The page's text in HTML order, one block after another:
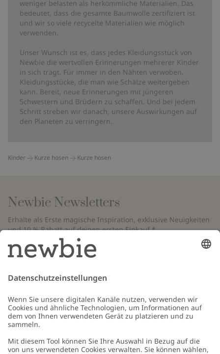
weniger belasten als herkömmliche Materialien. Das
bedeutet, dass die gesamte Baumwolle zertifiziert ist
und wir so viele recycelte Materialien wie möglich
verwenden.
Unser Wunsch ist es, dass jedes Kleidungsstück von
Newbie die wertvollen Erinnerungen mehrerer Kinder
in sich trägt. Für immer in den Nähten verwoben.
Kleidungsstücke, die man wie Schätze weitergeben
kann. Bereit, neue Erinnerungen mit jüngeren
Schwestern und Brüdern zu schaffen. Und bei jedem
Schritt streben wir danach, unsere Auswirkungen auf
den Planeten zu verringern.
Kinder Kurze hosen Kurze hosen
Newbie Newsletters
Erhalte als Erste magische Inspiration, exklusive Neuigkeiten
und 10 % Rabatt auf deinen ersten Einkauf.*
*Gilt nur für deine erste Bestellung und ist nicht mit anderen Rabatten
oder Angeboten kombinierbar. Gilt nicht für limitierte Artikel. Bitte
überprüfe deinen Spam-Ordner. Lies unsere
Schicken